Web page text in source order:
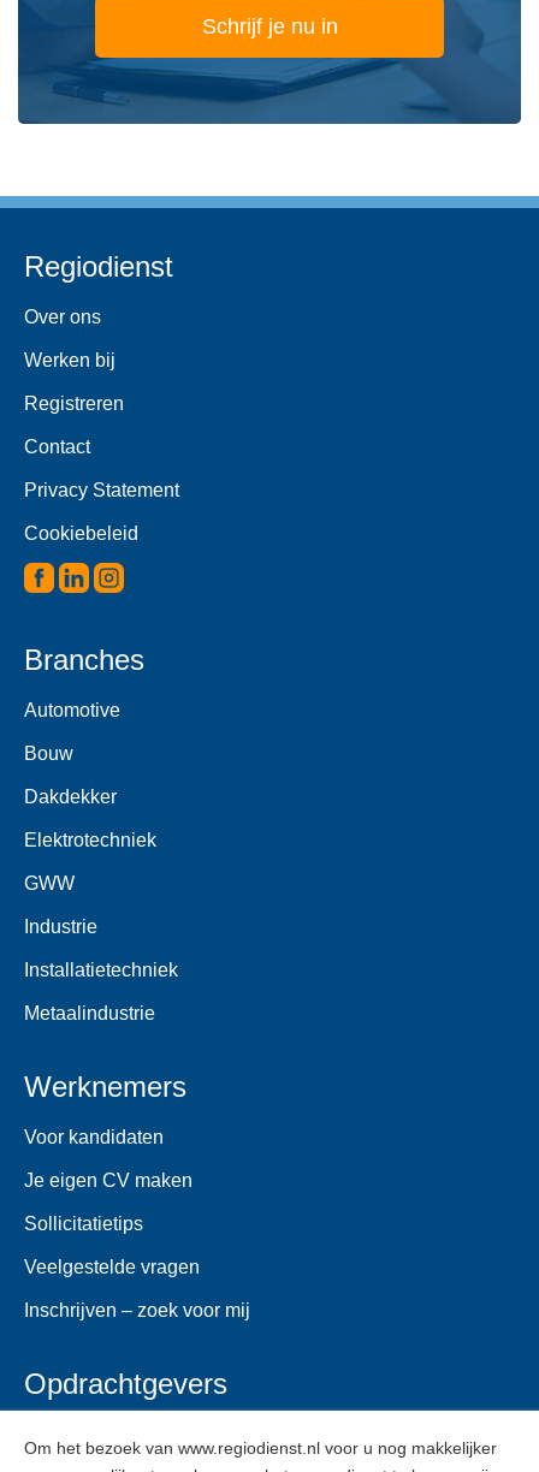
Schrijf je nu in
Regiodienst
Over ons
Werken bij
Registreren
Contact
Privacy Statement
Cookiebeleid
Branches
Automotive
Bouw
Dakdekker
Elektrotechniek
GWW
Industrie
Installatietechniek
Metaalindustrie
Werknemers
Voor kandidaten
Je eigen CV maken
Sollicitatietips
Veelgestelde vragen
Inschrijven – zoek voor mij
Opdrachtgevers
Om het bezoek van www.regiodienst.nl voor u nog makkelijker